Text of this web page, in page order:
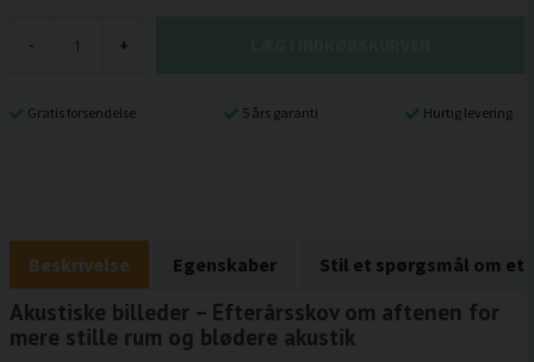
- +
Gratis forsendelse 5 års garanti Hurtig levering
Beskrivelse Egenskaber Stil et spørgsmål om et
Akustiske billeder – Efterårsskov om aftenen for
mere stille rum og blødere akustik